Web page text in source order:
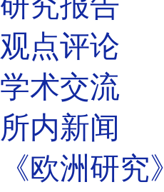
观点评论
学术交流
所内新闻
《欧洲研究》